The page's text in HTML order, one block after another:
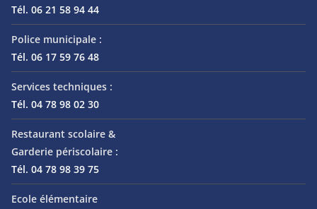
Tél. 06 21 58 94 44
Police municipale :
Tél. 06 17 59 76 48
Services techniques :
Tél. 04 78 98 02 30
Restaurant scolaire &
Garderie périscolaire :
Tél. 04 78 98 39 75
Ecole élémentaire